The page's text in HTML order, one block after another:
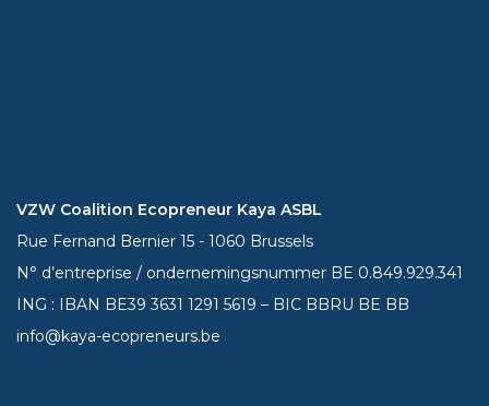
VZW Coalition Ecopreneur Kaya ASBL
Rue Fernand Bernier 15 - 1060 Brussels
N° d’entreprise / ondernemingsnummer BE 0.849.929.341
ING : IBAN BE393631 1291 5619 – BIC BBRU BE BB
info@kaya-ecopreneurs.be